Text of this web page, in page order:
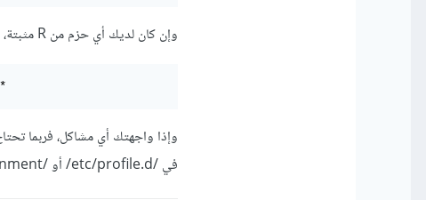
وإن كان لديك أي حزم من R مثبتة، فيجب إزالتها جميعًا باستخدام الأمر:
في /etc/profile.d/ أو /etc/environment.